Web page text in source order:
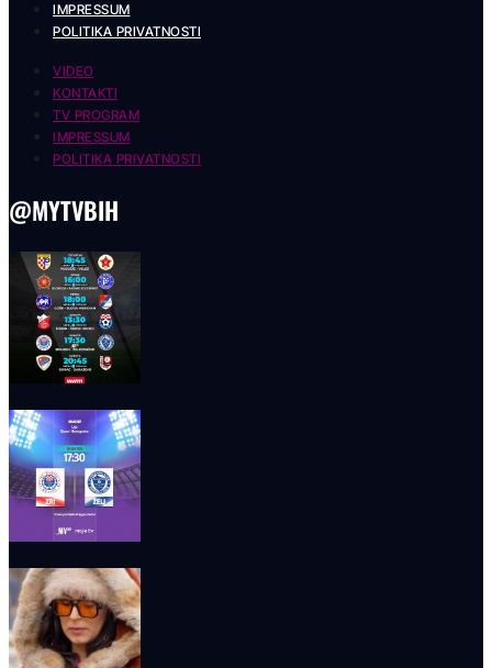
IMPRESSUM
POLITIKA PRIVATNOSTI
VIDEO
KONTAKTI
TV PROGRAM
IMPRESSUM
POLITIKA PRIVATNOSTI
@MYTVBIH